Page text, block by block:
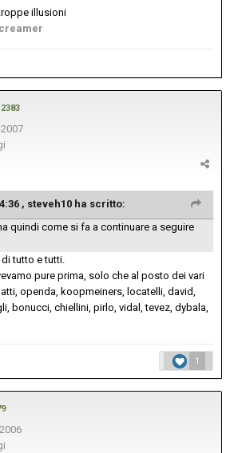
illusioni
2383
, steveh10 ha scritto:
quindi come si fa a continuare a seguire
tutto e tutti.
pure prima, solo che al posto dei vari
openda, koopmeiners, locatelli, david,
bonucci, chiellini, pirlo, vidal, tevez, dybala,
1